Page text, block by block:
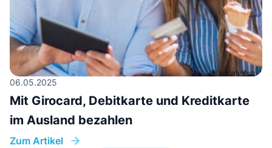
06.05.2025
Mit Girocard, Debitkarte und Kreditkarte
im Ausland bezahlen
Zum Artikel